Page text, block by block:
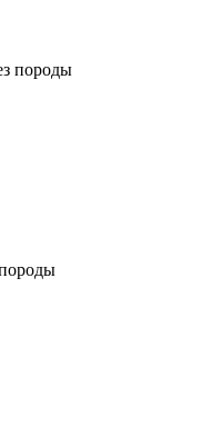
породы